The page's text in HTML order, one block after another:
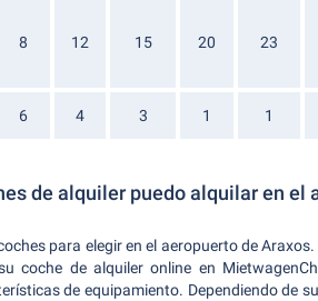
8 12 15 20 23
6 4 3 1 1
de alquiler puedo alquilar en el
para elegir en el aeropuerto de
coche de alquiler online en
de equipamiento. Dependiendo de